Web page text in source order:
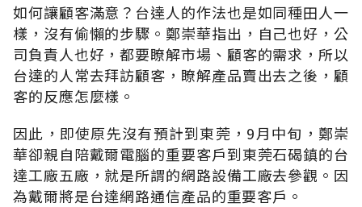
如何讓顧客滿意？台達人的作法也是如同種田人一
樣，沒有偷懶的步驟。鄭崇華指出，自己也好，公
司負責人也好，都要瞭解市場、顧客的需求，所以
台達的人常去拜訪顧客，瞭解產品賣出去之後，顧
客的反應怎麼樣。
因此，即使原先沒有預計到東莞，9月中旬，鄭崇
華卻親自陪戴爾電腦的重要客戶到東莞石碣鎮的台
達工廠五廠，就是所謂的網路設備工廠去參觀。因
為戴爾將是台達網路通信產品的重要客戶。